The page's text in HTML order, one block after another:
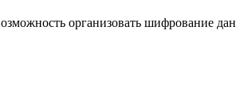
организовать шифрование